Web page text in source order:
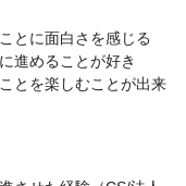
とに面白さを感じる
進めることが好き
とを楽しむことが出来